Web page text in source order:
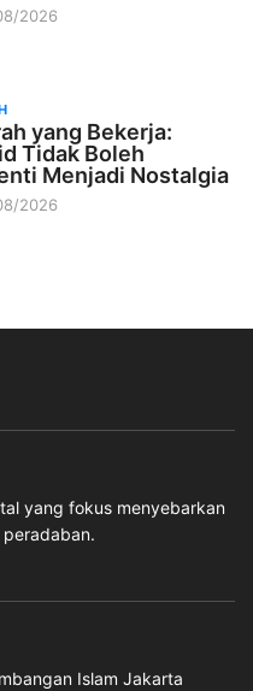
2026
yang Bekerja:
Tidak Boleh
Menjadi Nostalgia
2026
yang fokus menyebarkan
Islam Jakarta